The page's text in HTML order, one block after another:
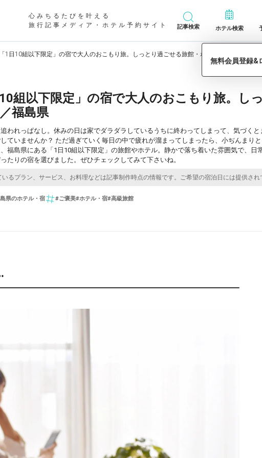
心みちるたびを叶える
旅行記事メディア・ホテル予約サイト
記事検索 ホテル検索
「1日10組以下限定」の宿で大人のおこもり旅。しっとり過ごせる旅館・ホテル7選／福島県
10組以下限定」の宿で大人のおこもり旅。し
福島県
われっぱなし。休みの日は家でダラダラしているうちに終わってしまって、気づく
していませんか？ ただ過ぎていく毎日の中で疲れが溜まってしまったら、小ぢんまり
福島県にある「1日10組以下限定」の旅館やホテル。静かで落ち着いた雰囲気で、
たりの宿を選びました。ぜひチェックしてみて下さいね。
県のホテル・宿 #ご褒美#ホテル・宿#高級旅館